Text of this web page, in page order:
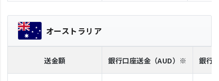
オーストラリア
送金額 銀行口座送金 （AUD）※ 銀行